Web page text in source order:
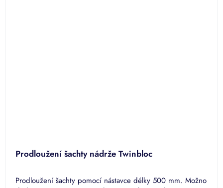
Prodloužení šachty nádrže Twinbloc
Prodloužení šachty pomocí nástavce délky 500 mm. Možno